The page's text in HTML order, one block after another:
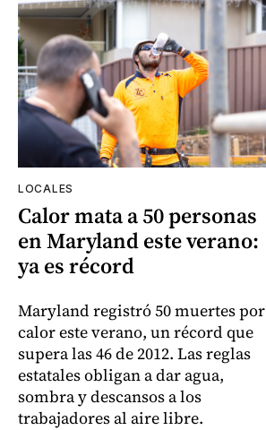
LOCALES
Calor mata a 50 personas
en Maryland este verano:
ya es récord
Maryland registró 50 muertes por
calor este verano, un récord que
supera las 46 de 2012. Las reglas
estatales obligan a dar agua,
sombra y descansos a los
trabajadores al aire libre.